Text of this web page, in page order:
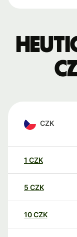
CZK
1 CZK
5 CZK
10CZK